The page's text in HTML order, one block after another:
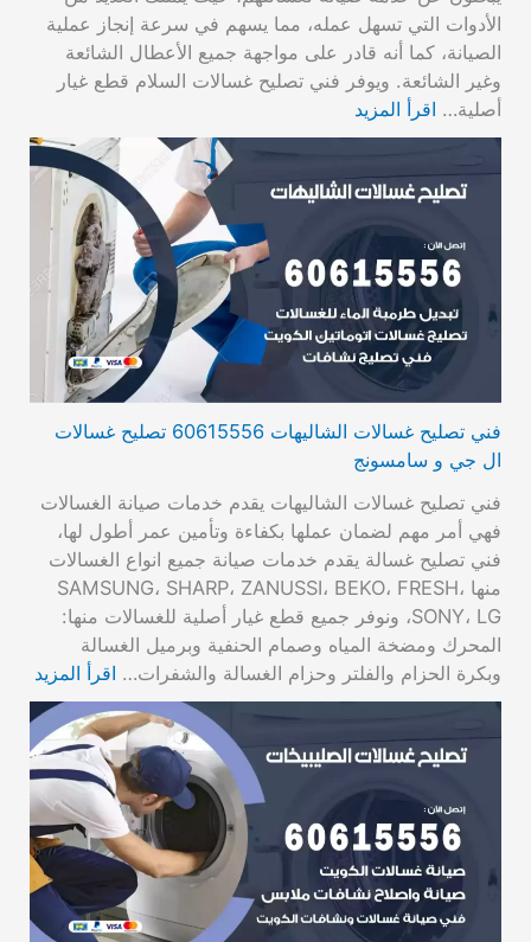
الأدوات التي تسهل عمله، مما يسهم في سرعة إنجاز عملية
الصيانة، كما أنه قادر على مواجهة جميع الأعطال الشائعة
وغير الشائعة. ويوفر فني تصليح غسالات السلام قطع غيار
أصلية… اقرأ المزيد
فني تصليح غسالات الشاليهات 60615556 تصليح غسالات
ال جي و سامسونج
فني تصليح غسالات الشاليهات يقدم خدمات صيانة الغسالات
فهي أمر مهم لضمان عملها بكفاءة وتأمين عمر أطول لها،
فني تصليح غسالة يقدم خدمات صيانة جميع انواع الغسالات
منها SAMSUNG، SHARP، ZANUSSI، BEKO، FRESH،
SONY، LG، ونوفر جميع قطع غيار أصلية للغسالات منها:
المحرك ومضخة المياه وصمام الحنفية وبرميل الغسالة
وبكرة الحزام والفلتر وحزام الغسالة والشفرات… اقرأ المزيد